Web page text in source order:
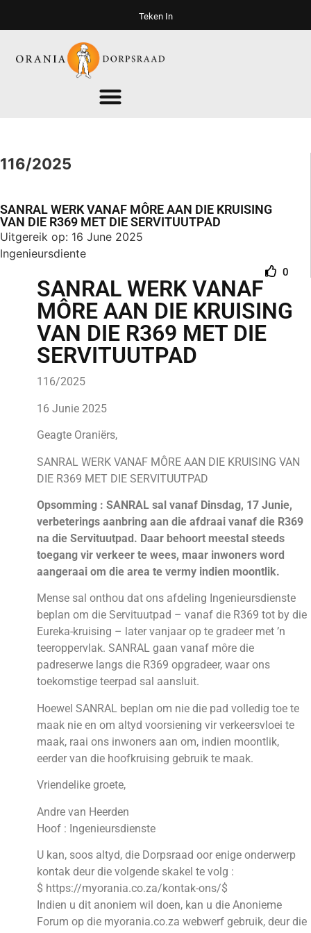
Teken In
116/2025
SANRAL WERK VANAF MÔRE AAN DIE KRUISING
VAN DIE R369 MET DIE SERVITUUTPAD
Uitgereik op: 16 June 2025
Ingenieursdiente
0
SANRAL WERK VANAF
MÔRE AAN DIE KRUISING
VAN DIE R369 MET DIE
SERVITUUTPAD
116/2025
16 Junie 2025
Geagte Oraniërs,
SANRAL WERK VANAF MÔRE AAN DIE KRUISING VAN
DIE R369 MET DIE SERVITUUTPAD
Opsomming : SANRAL sal vanaf Dinsdag, 17 Junie,
verbeterings aanbring aan die afdraai vanaf die R369
na die Servituutpad. Daar behoort meestal steeds
toegang vir verkeer te wees, maar inwoners word
aangeraai om die area te vermy indien moontlik.
Mense sal onthou dat ons afdeling Ingenieursdienste
beplan om die Servituutpad – vanaf die R369 tot by die
Eureka-kruising – later vanjaar op te gradeer met ’n
teeroppervlak. SANRAL gaan vanaf môre die
padreserwe langs die R369 opgradeer, waar ons
toekomstige teerpad sal aansluit.
Hoewel SANRAL beplan om nie die pad volledig toe te
maak nie en om altyd voorsiening vir verkeersvloei te
maak, raai ons inwoners aan om, indien moontlik,
eerder van die hoofkruising gebruik te maak.
Vriendelike groete,
Andre van Heerden
Hoof : Ingenieursdienste
U kan, soos altyd, die Dorpsraad oor enige onderwerp
kontak deur die volgende skakel te volg :
$ https://myorania.co.za/kontak-ons/$
Indien u dit anoniem wil doen, kan u die Anonieme
Forum op die myorania.co.za webwerf gebruik, deur die